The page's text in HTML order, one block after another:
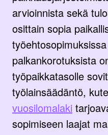
arvioinnista sekä
osittain sopia
palkankorotuksista
työpaikkatasolle
työlainsäädäntö,
vuosilomalaki
sopimiseen laajat